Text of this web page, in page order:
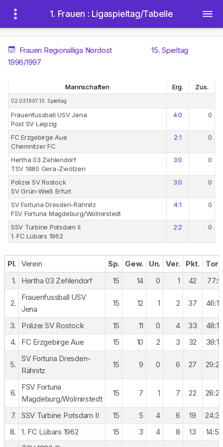
1. Frauen : Ligaspieltag/Tabelle
Frauen Regionalliga Nordost
1996/1997
15. Spieltag
Mannschaften Erg. Zus.
02.03.1997 15. Spieltag
Frauenfussball USV Jena
Post SV Leipzig
4:0 0
FC Erzgebirge Aue
Chemnitzer FC
2:1 0
Hertha 03 Zehlendorf
TSV 1880 Gera-Zwötzen
3:0 0
Polizei SV Rostock
SV Grün-Weiß Erfurt
3:0 0
SV Fortuna Dresden-Rähnitz
FSV Fortuna Magdeburg/Wolmirstedt
4:1 0
SSV Turbine Potsdam II
1. FC Lübars 1962
2:2 0
Pl. Verein Sp. Gew. Un. Ver. Pkt.
1.
Hertha 03 Zehlendorf 15 14 0 1 42 77:9
2.
Frauenfussball USV
Jena
15 12 1 2 37 46:10
3. Polizei SV Rostock 15 11 0 4 33
48:15
4.
FC Erzgebirge Aue 15 10 2 3 32 38:18
5.
SV Fortuna Dresden-
Rähnitz
15 9 0 6 27
6.
FSV Fortuna
Magdeburg/Wolmirstedt
15 7 1 7 22
7. SSV Turbine Potsdam II 15 5 4 6 19
8.
1. FC Lübars 1962 15 3 4 8 13
14:54